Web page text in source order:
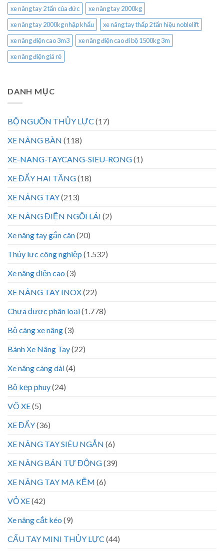
xe nâng tay 2 tấn của đức
xe nâng tay 2000kg
xe nâng tay 2000kg nhập khẩu
xe nâng tay thấp 2 tấn hiệu noblelift
xe nâng điện cao 3m3
xe nâng điện cao đi bộ 1500kg 3m
xe nâng điện giá rẻ
DANH MỤC
BỘ NGUỒN THỦY LỰC (17)
XE NÂNG BÀN (118)
XE-NANG-TAYCANG-SIEU-RONG(1)
XE ĐẨY HAI TẦNG(18)
XE NÂNG TAY(213)
XE NÂNG ĐIỆN NGỒI LÁI (2)
Xe nâng tay gắn cân(20)
Thủy lực công nghiệp (1.532)
Xe nâng điện cao (3)
XE NÂNG TAY INOX(22)
Chưa được phân loại(1.778)
Bộ càng xe nâng(3)
Bánh Xe Nâng Tay(22)
Xe nâng càng dài(4)
Bộ kẹp phuy(24)
VÕ XE(5)
XE ĐẨY(36)
XE NÂNG TAY SIÊU NGẮN (6)
XE NÂNG BÁN TỰ ĐỘNG(39)
XE NÂNG TAY MẠ KẼM (6)
VỎ XE(42)
Xe nâng cắt kéo (9)
CẨU TAY MINI THỦY LỰC (44)